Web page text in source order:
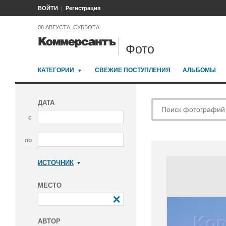
ВОЙТИ Регистрация
08 АВГУСТА, СУББОТА
Фото
КАТЕГОРИИ СВЕЖИЕ ПОСТУПЛЕНИЯ АЛЬБОМЫ
ДАТА
с
по
ИСТОЧНИК
МЕСТО
АВТОР